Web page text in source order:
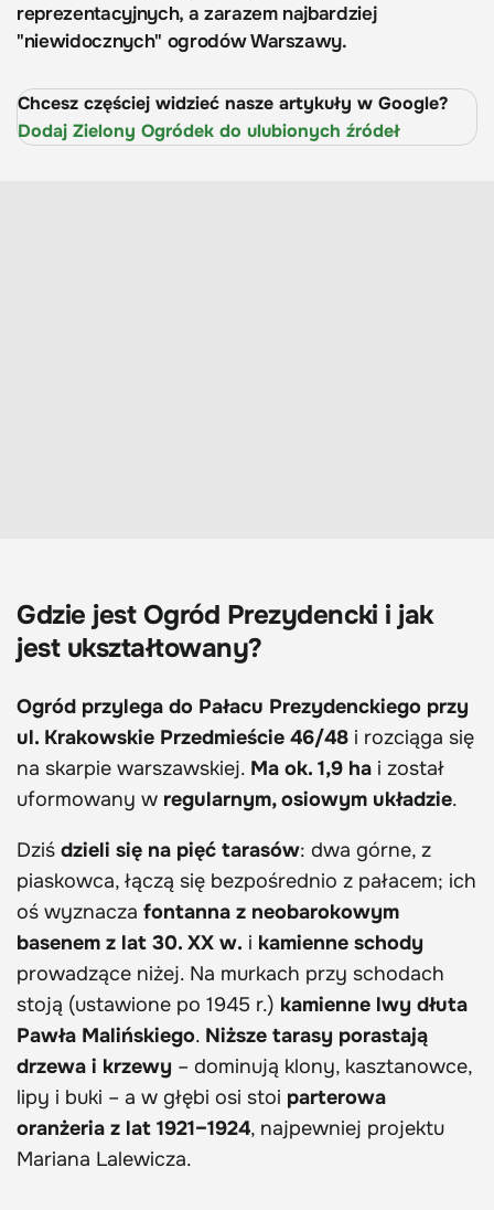
reprezentacyjnych, a zarazem najbardziej
"niewidocznych" ogrodów Warszawy.
Chcesz częściej widzieć nasze artykuły w Google?
Dodaj Zielony Ogródek do ulubionych źródeł
Gdzie jest Ogród Prezydencki i jak
jest ukształtowany?
Ogród przylega do Pałacu Prezydenckiego przy
ul. Krakowskie Przedmieście 46/48 i rozciąga się
na skarpie warszawskiej. Ma ok. 1,9 ha i został
uformowany w regularnym, osiowym układzie.
Dziś dzieli się na pięć tarasów: dwa górne, z
piaskowca, łączą się bezpośrednio z pałacem; ich
oś wyznacza fontanna z neobarokowym
basenem z lat 30. XX w. i kamienne schody
prowadzące niżej. Na murkach przy schodach
stoją (ustawione po 1945 r.) kamienne lwy dłuta
Pawła Malińskiego. Niższe tarasy porastają
drzewa i krzewy – dominują klony, kasztanowce,
lipy i buki – a w głębi osi stoi parterowa
oranżeria z lat 1921–1924, najpewniej projektu
Mariana Lalewicza.